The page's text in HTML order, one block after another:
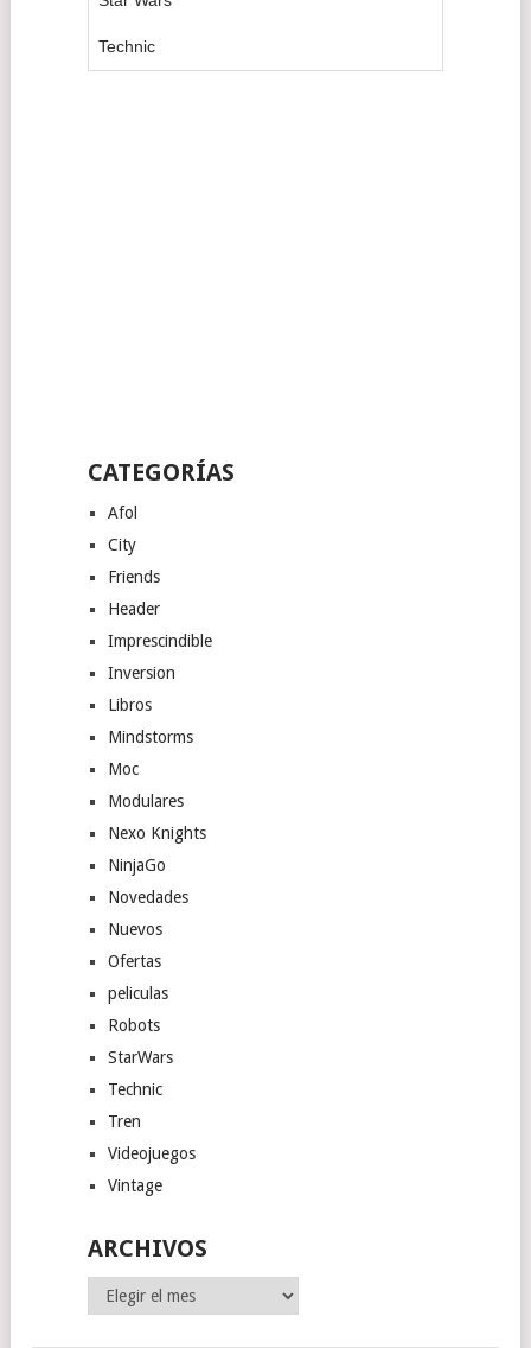
Technic
CATEGORÍAS
Afol
City
Friends
Header
Imprescindible
Inversion
Libros
Mindstorms
Moc
Modulares
Nexo Knights
NinjaGo
Novedades
Nuevos
Ofertas
peliculas
Robots
StarWars
Technic
Tren
Videojuegos
Vintage
ARCHIVOS
Archivos